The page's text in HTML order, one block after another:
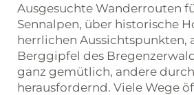
Ausgesuchte Wanderrouten
Sennalpen, über historische
herrlichen Aussichtspunkten,
Berggipfel des
ganz gemütlich, andere
herausfordernd. Viele Wege